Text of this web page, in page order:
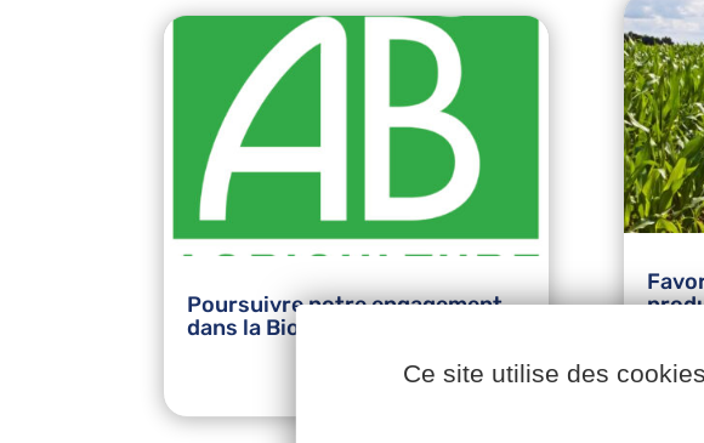
Poursuivre notre engagement
dans la Bio
LIRE PLUSCe site utilise des